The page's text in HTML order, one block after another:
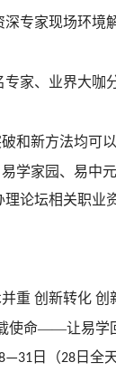
深专家现场环境
家、业界大咖
和新方法均可
学家园、易中
理论坛相关职业
重 创新转化 创
使命——让易学
日 （28 日全